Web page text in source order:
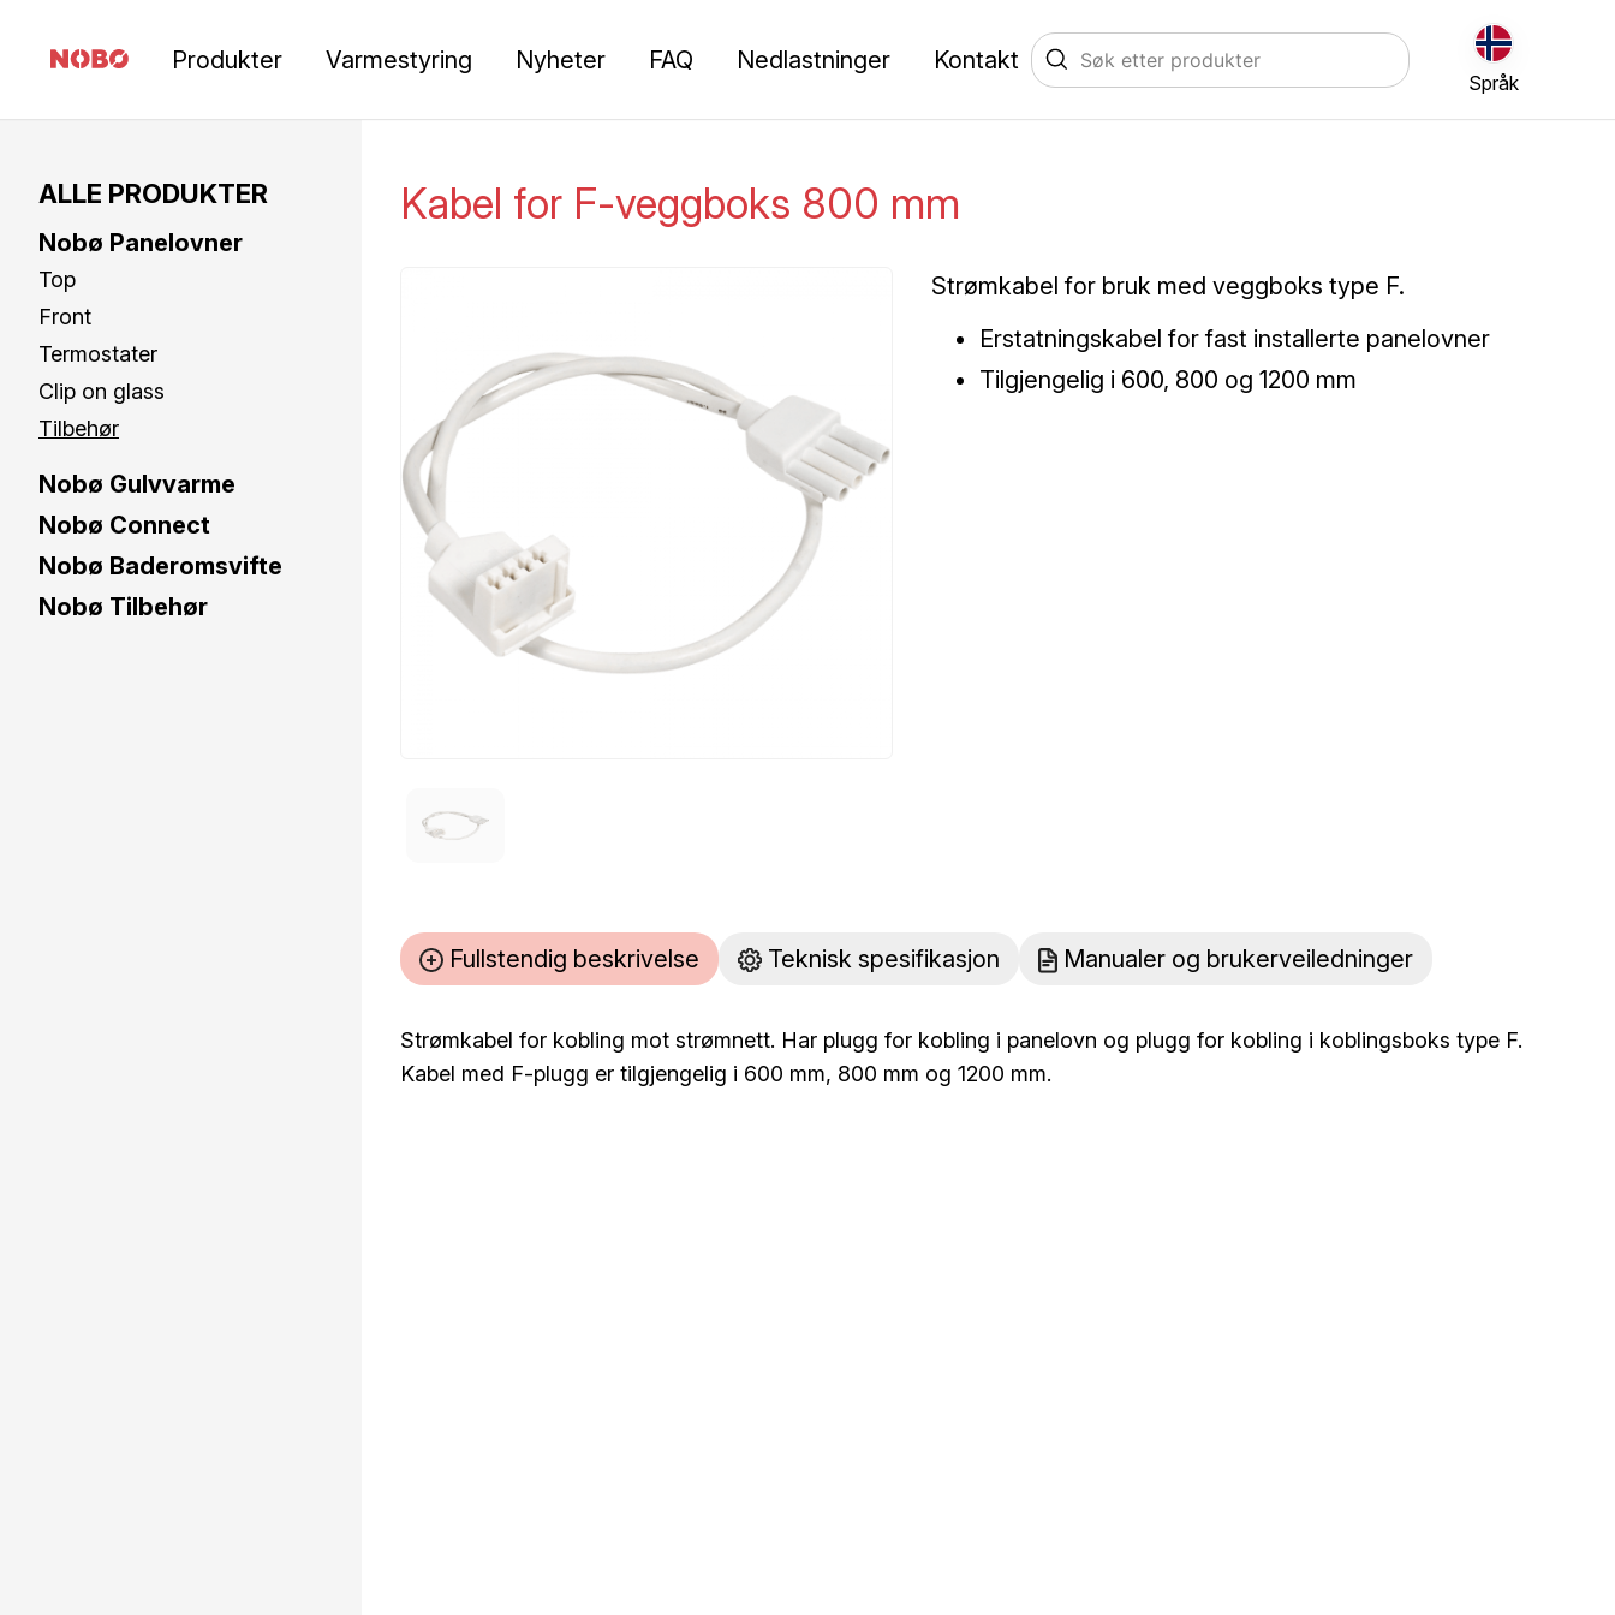
Produkter Varmestyring Nyheter FAQ Nedlastninger Kontakt
Språk
ALLE PRODUKTER
Nobø Panelovner
Top
Front
Termostater
Clip on glass
Tilbehør
Nobø Gulvvarme
Nobø Connect
Nobø Baderomsvifte
Nobø Tilbehør
Kabel for F-veggboks 800 mm
Strømkabel for bruk med veggboks type F.
Erstatningskabel for fast installerte panelovner
Tilgjengelig i 600, 800 og 1200 mm
Fullstendig beskrivelse Teknisk spesifikasjon Manualer og brukerveiledninger
Strømkabel for kobling mot strømnett. Har plugg for kobling i panelovn og plugg for kobling i koblingsboks type F.
Kabel med F-plugg er tilgjengelig i 600 mm, 800 mm og 1200 mm.